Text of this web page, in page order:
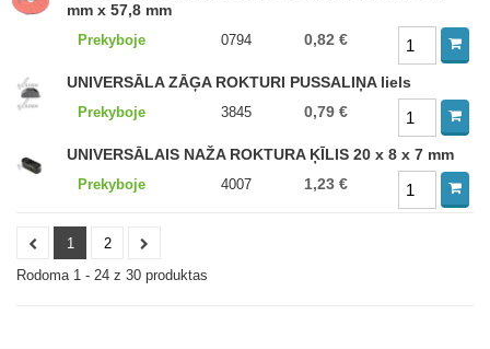
mm x 57,8 mm
Prekyboje 0794 0,82 €
UNIVERSĀLA ZĀĢA ROKTURI PUSSALIŅA liels
Prekyboje 3845 0,79 €
UNIVERSĀLAIS NAŽA ROKTURA ĶĪLIS 20 x 8 x 7 mm
Prekyboje 4007 1,23 €
1
2
Rodoma 1 - 24 z 30 produktas